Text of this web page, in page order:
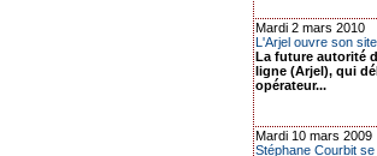
Mardi 2 mars 2010
L'Arjel ouvre son site
La future autorité
ligne (Arjel), qui
opérateur...
Mardi 10 mars 2009
Stéphane Courbit